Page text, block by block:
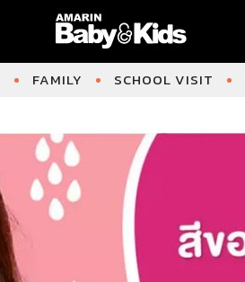
FAMILY SCHOOL VISIT